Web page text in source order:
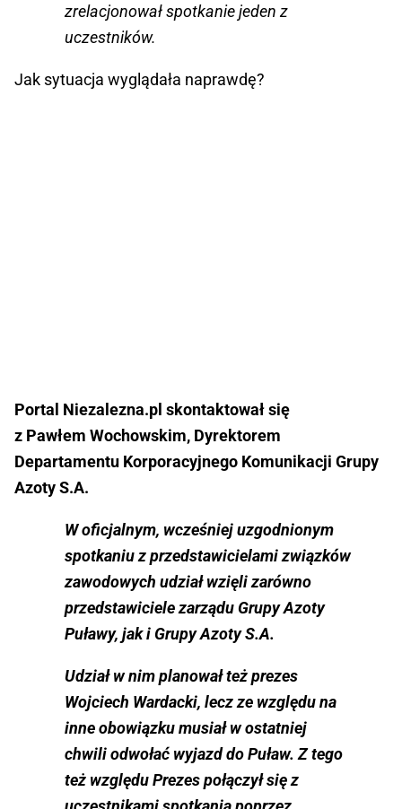
zrelacjonował spotkanie jeden z
uczestników.
Jak sytuacja wyglądała naprawdę?
Portal Niezalezna.pl skontaktował się
z Pawłem Wochowskim, Dyrektorem
Departamentu Korporacyjnego Komunikacji Grupy
Azoty S.A.
W oficjalnym, wcześniej uzgodnionym
spotkaniu z przedstawicielami związków
zawodowych udział wzięli zarówno
przedstawiciele zarządu Grupy Azoty
Puławy, jak i Grupy Azoty S.A.
Udział w nim planował też prezes
Wojciech Wardacki, lecz ze względu na
inne obowiązku musiał w ostatniej
chwili odwołać wyjazd do Puław. Z tego
też względu Prezes połączył się z